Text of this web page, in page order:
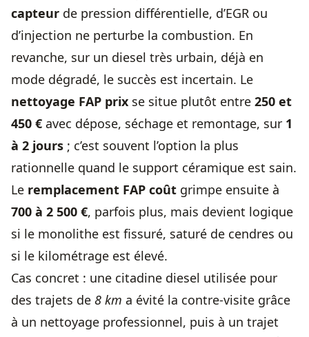
capteur de pression différentielle, d’EGR ou
d’injection ne perturbe la combustion. En
revanche, sur un diesel très urbain, déjà en
mode dégradé, le succès est incertain. Le
nettoyage FAP prix se situe plutôt entre 250 et
450 € avec dépose, séchage et remontage, sur 1
à 2 jours ; c’est souvent l’option la plus
rationnelle quand le support céramique est sain.
Le remplacement FAP coût grimpe ensuite à
700 à 2 500 €, parfois plus, mais devient logique
si le monolithe est fissuré, saturé de cendres ou
si le kilométrage est élevé.
Cas concret : une citadine diesel utilisée pour
des trajets de 8 km a évité la contre-visite grâce
à un nettoyage professionnel, puis à un trajet